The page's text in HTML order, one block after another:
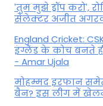
'तुम मुझे ड्रॉप करो',
सेलेक्टर अजीत
England Cricket:
इंग्लैंड के कोच बनते
- Amar Ujala
मोहम्मद इरफान
बैन? इस लीग में खेलने